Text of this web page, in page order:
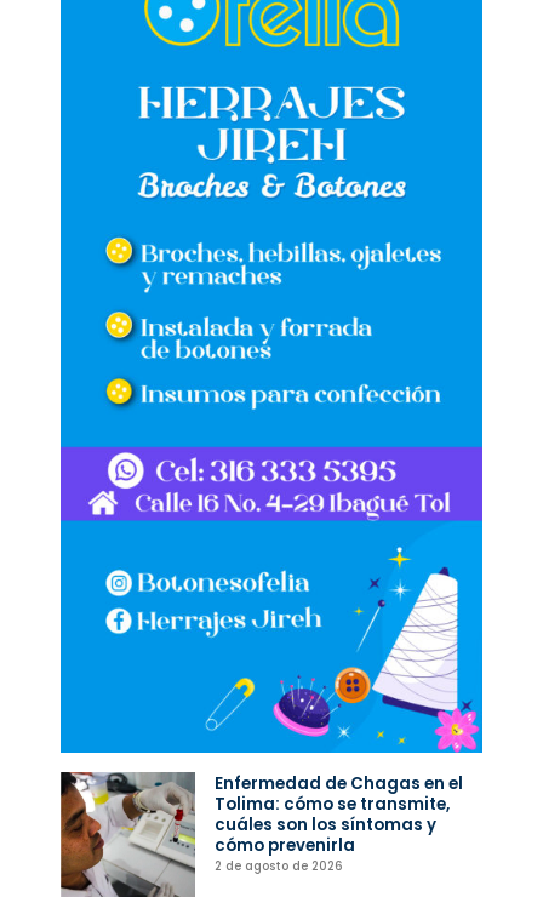
Enfermedad de Chagas en el
Tolima: cómo se transmite,
cuáles son los síntomas y
cómo prevenirla
2 de agosto de 2026